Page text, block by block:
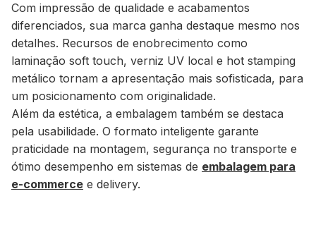
Com impressão de qualidade e acabamentos
diferenciados, sua marca ganha destaque mesmo nos
detalhes. Recursos de enobrecimento como
laminação soft touch, verniz UV local e hot stamping
metálico tornam a apresentação mais sofisticada, para
um posicionamento com originalidade.
Além da estética, a embalagem também se destaca
pela usabilidade. O formato inteligente garante
praticidade na montagem, segurança no transporte e
ótimo desempenho em sistemas de embalagem para
e-commerce e delivery.